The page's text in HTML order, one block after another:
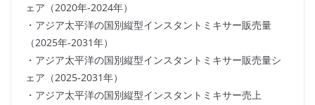
ェア（2020年-2024年）
・アジア太平洋の国別縦型インスタントミキサー販売量
（2025年-2031年）
・アジア太平洋の国別縦型インスタントミキサー販売量シ
ェア（2025-2031年）
・アジア太平洋の国別縦型インスタントミキサー売上